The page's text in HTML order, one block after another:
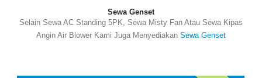
Sewa Genset
Selain Sewa AC Standing 5PK, Sewa Misty Fan Atau Sewa Kipas
Angin Air Blower Kami Juga Menyediakan Sewa Genset